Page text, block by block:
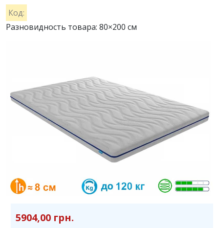
Код:
Разновидность товара: 80×200 см
5904,00 грн.